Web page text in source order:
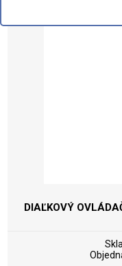
DIAĽKOVÝ